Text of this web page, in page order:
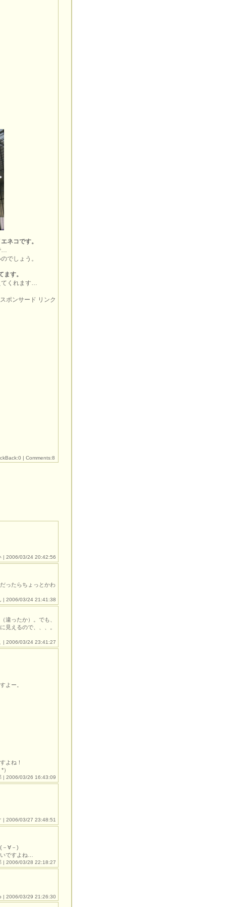
ネコです。
…
でしょう。
す。
てくれます…
スポンサード リンク
| Comments:8
| 2006/03/24 20:42:56
ったらちょっとかわ
| 2006/03/24 21:41:38
違ったか）。でも、
見えるので、、、。
| 2006/03/24 23:41:27
よー。
よね！
| 2006/03/26 16:43:09
| 2006/03/27 23:48:51
－∀－)
ですよね…
| 2006/03/28 22:18:27
| 2006/03/29 21:26:30